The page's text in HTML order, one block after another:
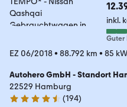
inkl.
Guter
EZ 06/2018• 88.792 km • 85
Autohero GmbH - Standort
22529 Hamburg
4.6 Sterne
(194)